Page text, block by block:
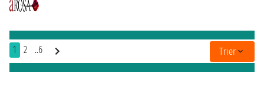
1 2 ..6 Trier